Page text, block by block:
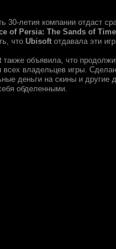
30-летия компании отдаст
of Persia: The Sands of Time
что Ubisoft отдавала эти
также объявила, что
владельцев игры.
деньги на скины и другие
обделенными.